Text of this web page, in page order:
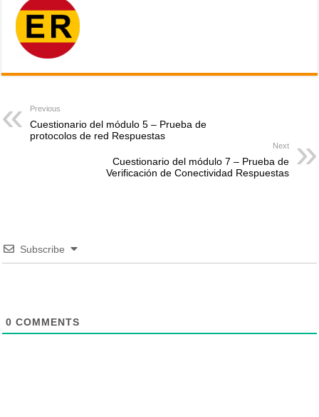
Previous
Cuestionario del módulo 5 – Prueba de
protocolos de red Respuestas
Next
Cuestionario del módulo 7 – Prueba de
Verificación de Conectividad Respuestas
Subscribe
0 COMMENTS